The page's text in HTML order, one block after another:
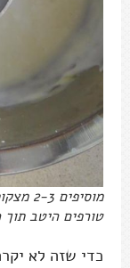
טורפים היטב
כדי שזה לא